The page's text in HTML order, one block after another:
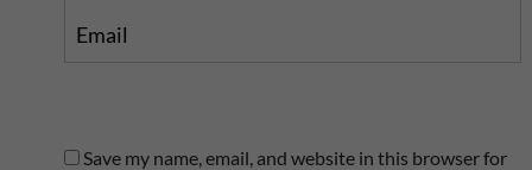
Email
Save my name, email, and website in this browser for